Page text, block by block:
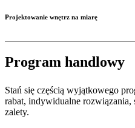
Projektowanie wnętrz na miarę
Program handlowy
Stań się częścią wyjątkowego
rabat, indywidualne rozwiązania,
zalety.